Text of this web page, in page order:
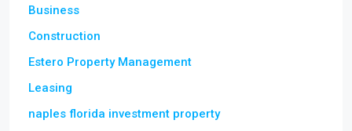
Business
Construction
Estero Property Management
Leasing
naples florida investment property